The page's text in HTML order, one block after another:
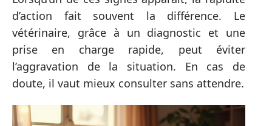
d’action fait souvent la différence. Le
vétérinaire, grâce à un diagnostic et une
prise en charge rapide, peut éviter
l’aggravation de la situation. En cas de
doute, il vaut mieux consulter sans attendre.